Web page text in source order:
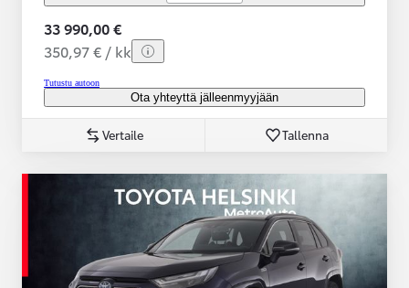
33 990,00 €
350,97 € / kk
Tutustu autoon
Ota yhteyttä jälleenmyyjään
Vertaile Tallenna